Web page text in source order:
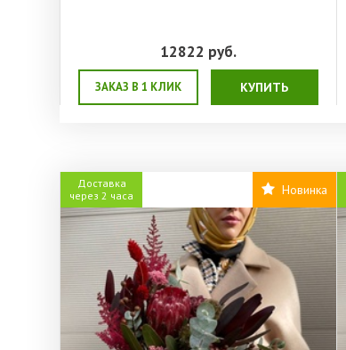
12822 руб.
ЗАКАЗ В 1 КЛИК КУПИТЬ
Доставка
через 2 часа
Новинка